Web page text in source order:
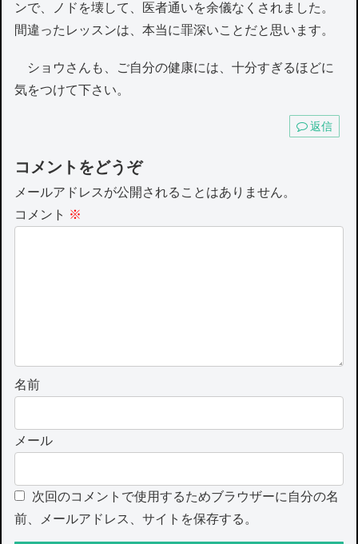
ンで、ノドを壊して、医者通いを余儀なくされました。
間違ったレッスンは、本当に罪深いことだと思います。
ショウさんも、ご自分の健康には、十分すぎるほどに
気をつけて下さい。
返信
コメントをどうぞ
メールアドレスが公開されることはありません。
コメント ※
名前
メール
次回のコメントで使用するためブラウザーに自分の名
前、メールアドレス、サイトを保存する。